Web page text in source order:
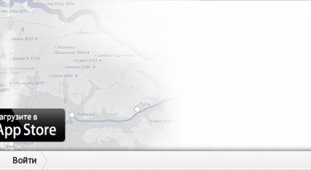
Войти